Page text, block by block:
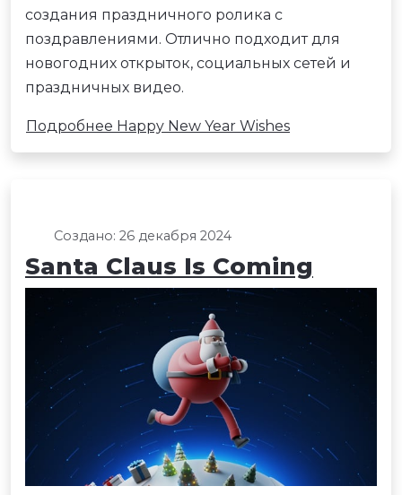
создания праздничного ролика с
поздравлениями. Отлично подходит для
новогодних открыток, социальных сетей и
праздничных видео.
Подробнее Happy New Year Wishes
Создано: 26 декабря 2024
Santa Claus Is Coming